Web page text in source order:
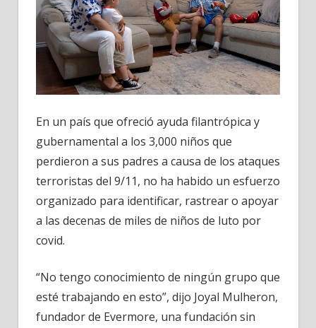
En un país que ofreció ayuda filantrópica y
gubernamental a los 3,000 niños que
perdieron a sus padres a causa de los ataques
terroristas del 9/11, no ha habido un esfuerzo
organizado para identificar, rastrear o apoyar
a las decenas de miles de niños de luto por
covid.
“No tengo conocimiento de ningún grupo que
esté trabajando en esto”, dijo Joyal Mulheron,
fundador de Evermore, una fundación sin